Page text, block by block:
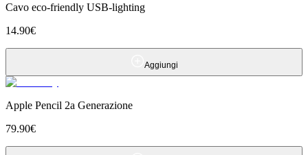
Cavo eco-friendly USB-lighting
14.90€
Aggiungi
Apple Pencil 2a Generazione
79.90€